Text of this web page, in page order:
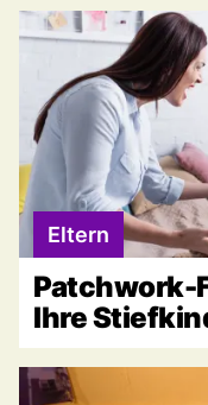
Eltern
Patchwork-
Ihre